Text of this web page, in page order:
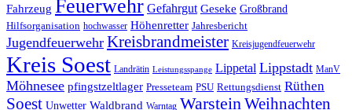
Fahrzeug Feuerwehr Gefahrgut Geseke Großbrand
Hilfsorganisation hochwasser Höhenretter Jahresbericht
Jugendfeuerwehr Kreisbrandmeister Kreisjugendfeuerwehr
Kreis Soest Landrätin Leistungsspange Lippetal Lippstadt ManV
Möhnesee pfingstzeltlager Presseteam PSU Rettungsdienst Rüthen
Soest Unwetter Waldbrand Warntag Warstein Weihnachten